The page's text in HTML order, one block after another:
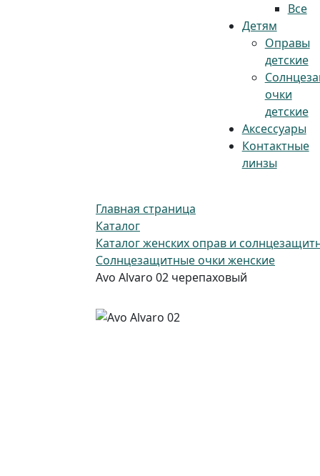
Все
Детям
Оправы
детские
очки
детские
Аксессуары
Контактные
линзы
Главная страница
Каталог
Каталог женских оправ и
Солнцезащитные очки женские
Avo Alvaro 02 черепаховый